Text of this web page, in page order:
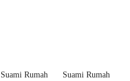
Suami Rumah
Suami Rumah